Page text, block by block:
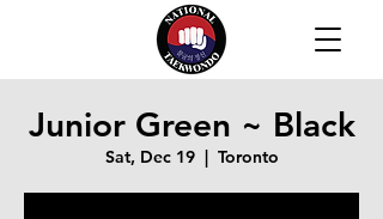
Junior Green ~ Black
Sat, Dec 19
  |
Toronto